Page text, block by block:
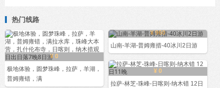
热门线路
¥ 0
极地体验，圆梦珠峰，拉萨，羊湖，
普姆雍错，满
¥ 960
山南-羊湖-普姆雍措-40冰川2日游
¥ 0
拉萨-林芝-珠峰-日喀则-纳木错 12日